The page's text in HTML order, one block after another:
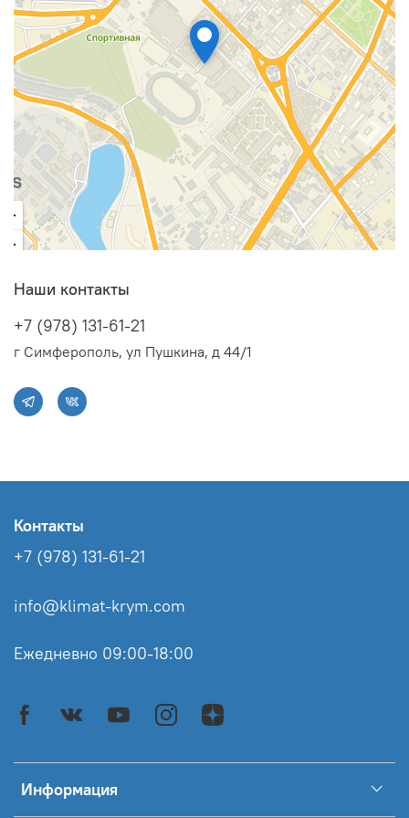
Наши контакты
+7 (978) 131-61-21
г Симферополь, ул Пушкина, д 44/1
Информация
Контакты
+7 (978) 131-61-21
info@klimat-krym.com
Ежедневно 09:00-18:00